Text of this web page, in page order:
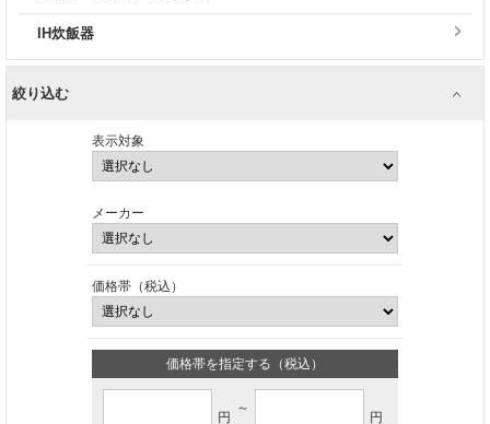
IH炊飯器
絞り込む
表示対象
メーカー
価格帯（税込）
価格帯を指定する（税込）
円
～
円